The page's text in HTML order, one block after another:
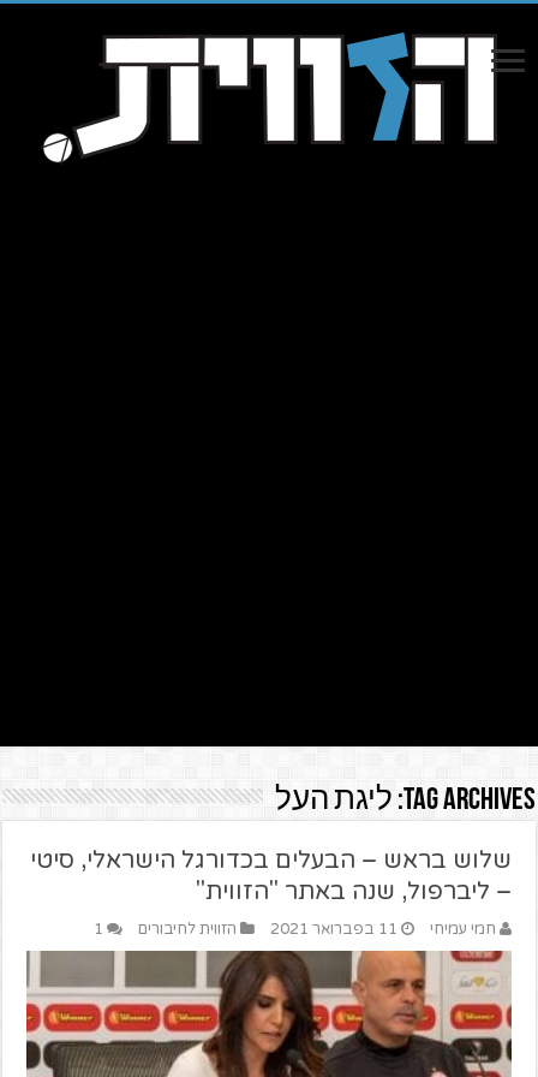
Tag Archives: ליגת העל
שלוש בראש – הבעלים בכדורגל הישראלי, סיטי
– ליברפול, שנה באתר "הזווית"
חמי עמיחי 11 בפברואר 2021 הזווית לחיבורים 1